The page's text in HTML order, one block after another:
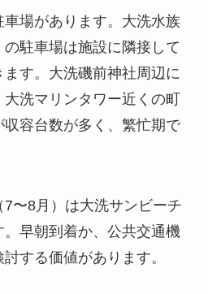
場があります。大洗水族
駐車場は施設に隣接して
す。大洗磯前神社周辺に
大洗マリンタワー近くの町
容台数が多く、繁忙期で
〜8月）は大洗サンビーチ
早朝到着か、公共交通機
する価値があります。